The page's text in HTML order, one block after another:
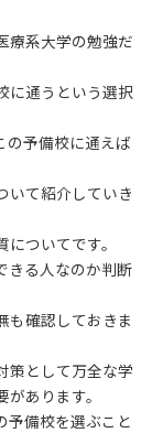
療系大学の勉強だ
に通うという選択
の予備校に通えば
いて紹介していき
ついてです。
きる人なのか判断
も確認しておきま
策として万全な学
あります。
予備校を選ぶこと